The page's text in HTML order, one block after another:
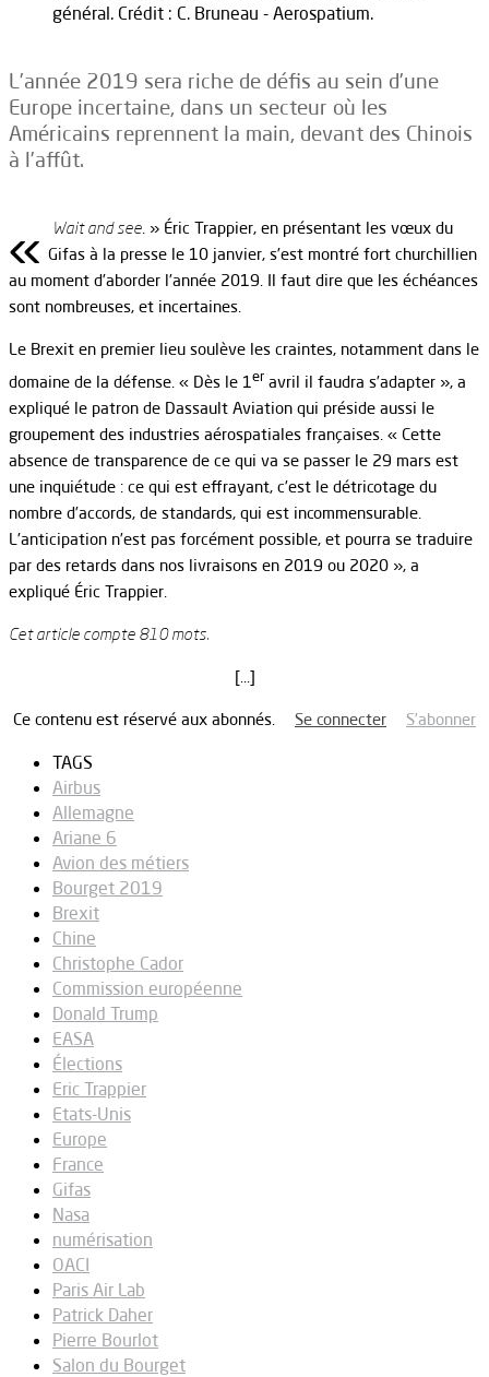
général. Crédit : C. Bruneau - Aerospatium.
L’année 2019 sera riche de défis au sein d’une
Europe incertaine, dans un secteur où les
Américains reprennent la main, devant des Chinois
à l’affût.
« Wait and see. » Éric Trappier, en présentant les vœux du
Gifas à la presse le 10 janvier, s’est montré fort churchillien
au moment d’aborder l’année 2019. Il faut dire que les échéances
sont nombreuses, et incertaines.
Le Brexit en premier lieu soulève les craintes, notamment dans le
domaine de la défense. « Dès le 1er avril il faudra s’adapter », a
expliqué le patron de Dassault Aviation qui préside aussi le
groupement des industries aérospatiales françaises. « Cette
absence de transparence de ce qui va se passer le 29 mars est
une inquiétude : ce qui est effrayant, c’est le détricotage du
nombre d’accords, de standards, qui est incommensurable.
L’anticipation n’est pas forcément possible, et pourra se traduire
par des retards dans nos livraisons en 2019 ou 2020 », a
expliqué Éric Trappier.
Cet article compte 810 mots.
[…]
Ce contenu est réservé aux abonnés. Se connecter S’abonner
TAGS
Airbus
Allemagne
Ariane 6
Avion des métiers
Bourget 2019
Brexit
Chine
Christophe Cador
Commission européenne
Donald Trump
EASA
Élections
Eric Trappier
Etats-Unis
Europe
France
Gifas
Nasa
numérisation
OACI
Paris Air Lab
Patrick Daher
Pierre Bourlot
Salon du Bourget